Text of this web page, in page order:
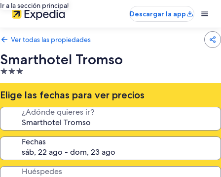
Ir a la sección principal
Descargar la app
Ver todas las propiedades
Smarthotel Tromso
Propiedad
de
3.0
estrellas
Elige las fechas para ver precios
¿Adónde quieres ir?
Fechas
Huéspedes